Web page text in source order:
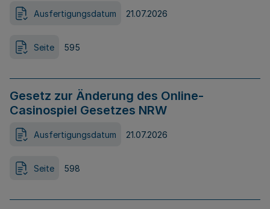
Ausfertigungsdatum 21.07.2026
Seite 595
Gesetz zur Änderung des Online-
Casinospiel Gesetzes NRW
Ausfertigungsdatum 21.07.2026
Seite 598